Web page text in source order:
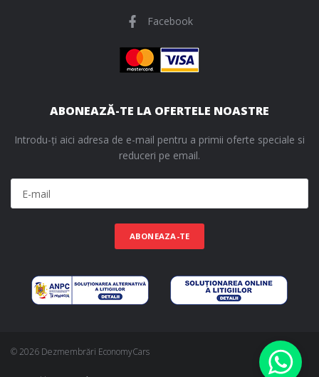
Facebook
ABONEAZĂ-TE LA OFERTELE NOASTRE
Introdu-ți aici adresa de e-mail pentru a primii oferte speciale si
reduceri pe email.
ABONEAZA-TE
© 2026 Dezmembrări EconomyCars